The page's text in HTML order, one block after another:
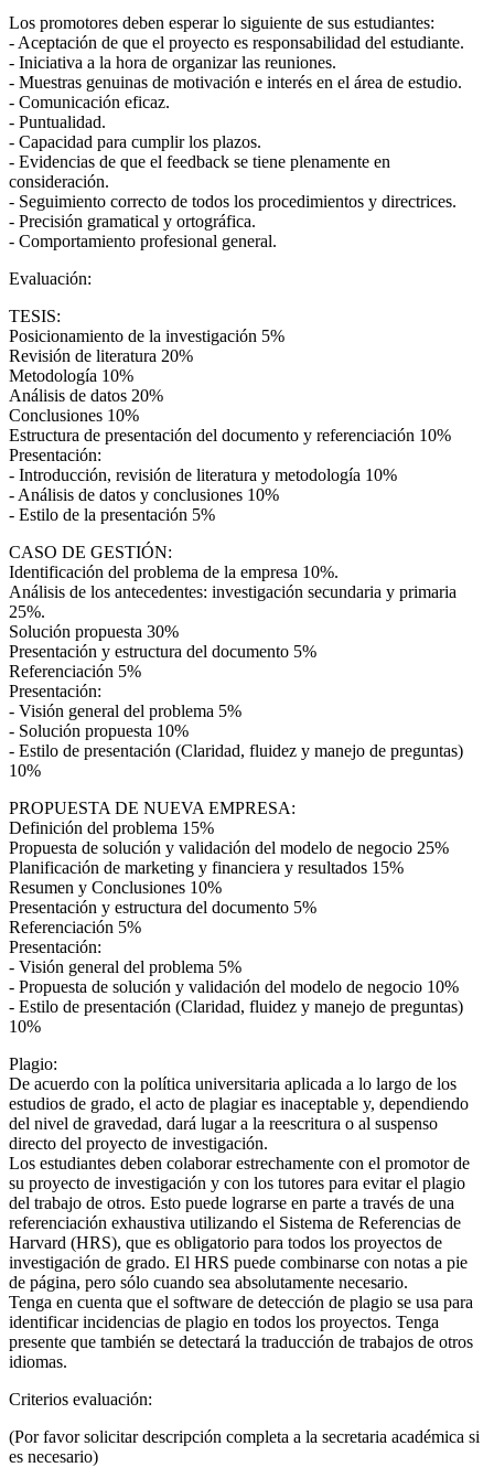
Los promotores deben esperar lo siguiente de sus estudiantes:
- Aceptación de que el proyecto es responsabilidad del estudiante.
- Iniciativa a la hora de organizar las reuniones.
- Muestras genuinas de motivación e interés en el área de estudio.
- Comunicación eficaz.
- Puntualidad.
- Capacidad para cumplir los plazos.
- Evidencias de que el feedback se tiene plenamente en
consideración.
- Seguimiento correcto de todos los procedimientos y directrices.
- Precisión gramatical y ortográfica.
- Comportamiento profesional general.
Evaluación:
TESIS:
Posicionamiento de la investigación 5%
Revisión de literatura 20%
Metodología 10%
Análisis de datos 20%
Conclusiones 10%
Estructura de presentación del documento y referenciación 10%
Presentación:
- Introducción, revisión de literatura y metodología 10%
- Análisis de datos y conclusiones 10%
- Estilo de la presentación 5%
CASO DE GESTIÓN:
Identificación del problema de la empresa 10%.
Análisis de los antecedentes: investigación secundaria y primaria
25%.
Solución propuesta 30%
Presentación y estructura del documento 5%
Referenciación 5%
Presentación:
- Visión general del problema 5%
- Solución propuesta 10%
- Estilo de presentación (Claridad, fluidez y manejo de preguntas)
10%
PROPUESTA DE NUEVA EMPRESA:
Definición del problema 15%
Propuesta de solución y validación del modelo de negocio 25%
Planificación de marketing y financiera y resultados 15%
Resumen y Conclusiones 10%
Presentación y estructura del documento 5%
Referenciación 5%
Presentación:
- Visión general del problema 5%
- Propuesta de solución y validación del modelo de negocio 10%
- Estilo de presentación (Claridad, fluidez y manejo de preguntas)
10%
Plagio:
De acuerdo con la política universitaria aplicada a lo largo de los
estudios de grado, el acto de plagiar es inaceptable y, dependiendo
del nivel de gravedad, dará lugar a la reescritura o al suspenso
directo del proyecto de investigación.
Los estudiantes deben colaborar estrechamente con el promotor de
su proyecto de investigación y con los tutores para evitar el plagio
del trabajo de otros. Esto puede lograrse en parte a través de una
referenciación exhaustiva utilizando el Sistema de Referencias de
Harvard (HRS), que es obligatorio para todos los proyectos de
investigación de grado. El HRS puede combinarse con notas a pie
de página, pero sólo cuando sea absolutamente necesario.
Tenga en cuenta que el software de detección de plagio se usa para
identificar incidencias de plagio en todos los proyectos. Tenga
presente que también se detectará la traducción de trabajos de otros
idiomas.
Criterios evaluación:
(Por favor solicitar descripción completa a la secretaria académica si
es necesario)